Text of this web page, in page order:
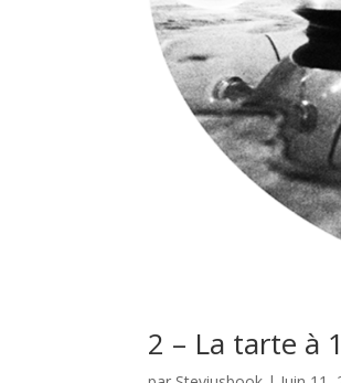
2 – La tarte à